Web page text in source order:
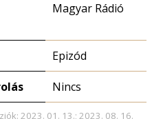
Magyar Rádió
Epizód
Nincs
2023. 01. 13.; 2023. 08. 16.